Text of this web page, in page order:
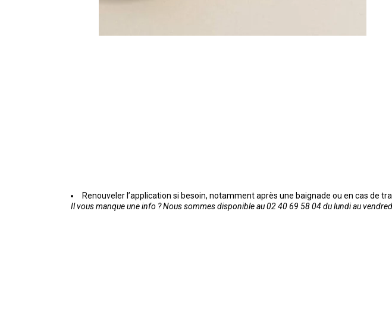
Renouveler l’application si besoin, notamment après une baignade ou en cas de
Il vous manque une info ? Nous sommes disponible au 02 40 69 58 04 du lundi au